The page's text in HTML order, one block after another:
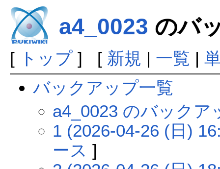
a4_0023 のバ
[ トップ] [ 新規 | 一覧 |
バックアップ一覧
a4_0023 のバックア
1 (2026-04-26 (日)
ース ]